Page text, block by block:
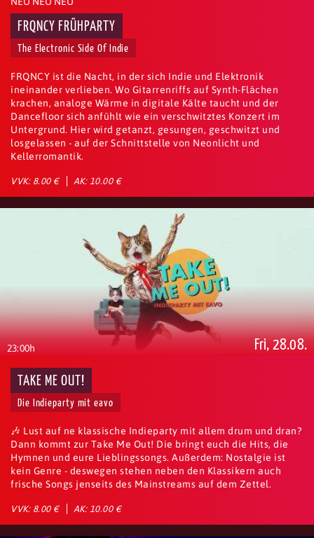
FRQNCY FRÜHPARTY
The Electronic Side Of Indie
FRQNCY ist die Nacht, in der sich Indie und Elektronik
ineinander verlieben. Wo Gitarrenriffs auf Synth-Flächen
krachen, analoge Wärme in digitale Kälte taucht und der
Dancefloor sich anfühlt wie ein verschwitztes Konzert im
Untergrund. Hier wird getanzt, gesungen, geschwitzt und
losgelassen - auf der Schnittstelle von Neonlicht und
Kellerromantik.
VVK: 8.00 € AK: 10.00 €
23:00h Fri, 28.08.
TAKE ME OUT!
Die Indieparty mit eavo
🎶 Lust auf ne klassische Indieparty mit allem drum und dran?
Dann kommt zur Take Me Out! Die bringt euch die Hits, die
Hymnen und eure Lieblingssongs. Außerdem: Nostalgie ist
kein Genre - deswegen stehen neben den Klassikern auch
frische Songs jenseits des Mainstreams auf dem Zettel.
VVK: 8.00 € AK: 10.00 €